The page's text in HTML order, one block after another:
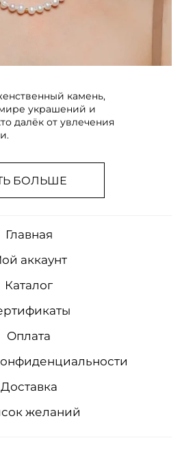
камень,
украшений и
далёк от увлечения
БОЛЬШЕ
Главная
аккаунт
Каталог
Оплата
Доставка
желаний